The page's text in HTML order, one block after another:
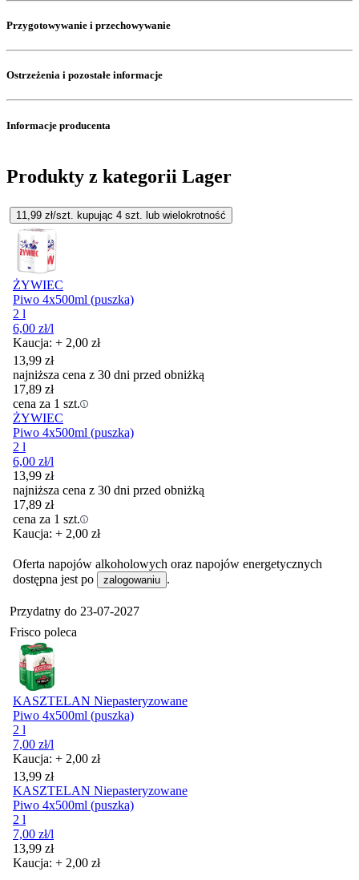
Przygotowywanie i przechowywanie
Ostrzeżenia i pozostałe informacje
Informacje producenta
Produkty z kategorii Lager
11,99 zł/szt. kupując 4 szt. lub wielokrotność
ŻYWIEC
Piwo 4x500ml (puszka)
2 l
6,00 zł/l
Kaucja: + 2,00 zł
13,99 zł
najniższa cena z 30 dni przed obniżką
17,89 zł
cena za 1 szt.
ŻYWIEC
Piwo 4x500ml (puszka)
2 l
6,00 zł/l
13,99 zł
najniższa cena z 30 dni przed obniżką
17,89 zł
cena za 1 szt.
Kaucja: + 2,00 zł
Oferta napojów alkoholowych oraz napojów energetycznych
dostępna jest po
zalogowaniu .
Przydatny do 23-07-2027
Frisco poleca
KASZTELAN Niepasteryzowane
Piwo 4x500ml (puszka)
2 l
7,00 zł/l
Kaucja: + 2,00 zł
Cena
13,99 zł
KASZTELAN Niepasteryzowane
Piwo 4x500ml (puszka)
2 l
7,00 zł/l
Cena
13,99 zł
Kaucja: + 2,00 zł